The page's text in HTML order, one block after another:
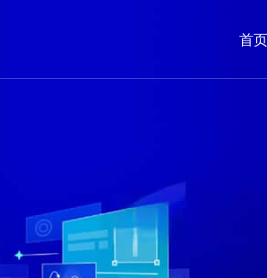
首页